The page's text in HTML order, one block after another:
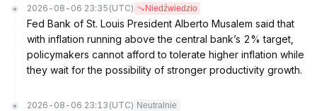
2026-08-06 23:35 (UTC) Niedźwiedzio
Fed Bank of St. Louis President Alberto Musalem said that
with inflation running above the central bank’s 2% target,
policymakers cannot afford to tolerate higher inflation while
they wait for the possibility of stronger productivity growth.
2026-08-06 23:13 (UTC) Neutralnie